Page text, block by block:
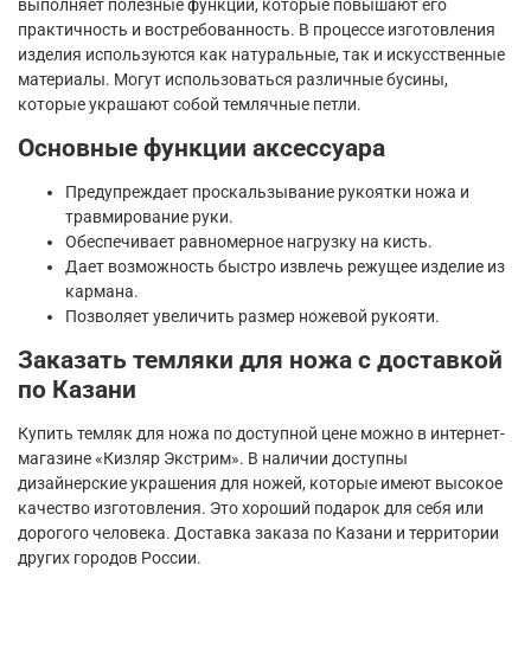
выполняет полезные функции, которые повышают его
практичность и востребованность. В процессе изготовления
изделия используются как натуральные, так и искусственные
материалы. Могут использоваться различные бусины,
которые украшают собой темлячные петли.
Основные функции аксессуара
Предупреждает проскальзывание рукоятки ножа и
травмирование руки.
Обеспечивает равномерное нагрузку на кисть.
Дает возможность быстро извлечь режущее изделие из
кармана.
Позволяет увеличить размер ножевой рукояти.
Заказать темляки для ножа с доставкой
по Казани
Купить темляк для ножа по доступной цене можно в интернет-
магазине «Кизляр Экстрим». В наличии доступны
дизайнерские украшения для ножей, которые имеют высокое
качество изготовления. Это хороший подарок для себя или
дорогого человека. Доставка заказа по Казани и территории
других городов России.